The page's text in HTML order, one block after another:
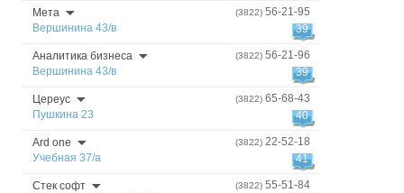
Мета
Вершинина 43/в
(3822) 56-21-95
39
Аналитика бизнеса
Вершинина 43/в
(3822) 56-21-96
39
Цереус
Пушкина 23
(3822) 65-68-43
40
Ard one
Учебная 37/а
(3822) 22-52-18
41
Стек софт
(3822) 55-51-84